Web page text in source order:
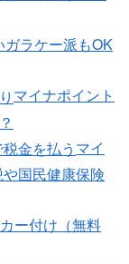
ラケー派もOK
マイナポイント
マイ
国民健康保険
ー付け（無料